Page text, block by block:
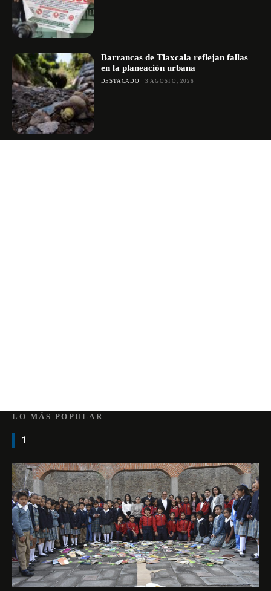
Barrancas de Tlaxcala reflejan fallas
en la planeación urbana
DESTACADO 3 AGOSTO, 2026
LO MÁS POPULAR
1